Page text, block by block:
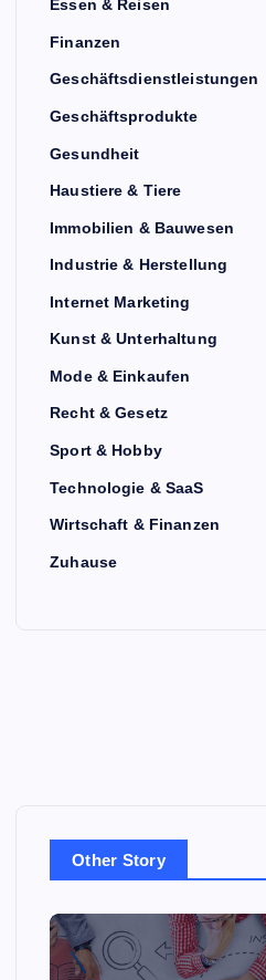
Essen & Reisen
Finanzen
Geschäftsdienstleistungen
Geschäftsprodukte
Gesundheit
Haustiere & Tiere
Immobilien & Bauwesen
Industrie & Herstellung
Internet Marketing
Kunst & Unterhaltung
Mode & Einkaufen
Recht & Gesetz
Sport & Hobby
Technologie & SaaS
Wirtschaft & Finanzen
Zuhause
Other Story